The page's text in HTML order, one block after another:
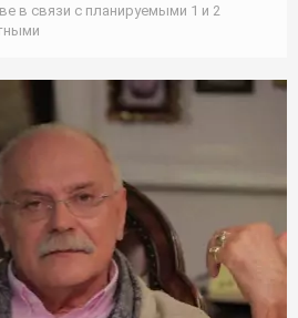
в связи с планируемыми 1 и 2